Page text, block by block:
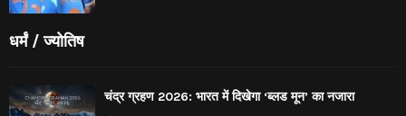
धर्मं / ज्योतिष
चंद्र ग्रहण 2026: भारत में दिखेगा ‘ब्लड मून’ का नजारा